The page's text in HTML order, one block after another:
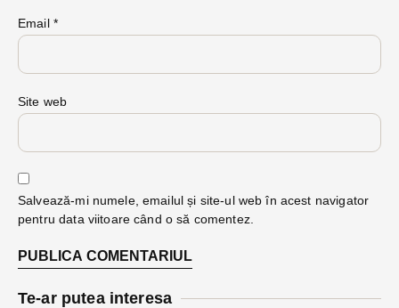
Email *
Site web
Salvează-mi numele, emailul și site-ul web în acest navigator
pentru data viitoare când o să comentez.
Te-ar putea interesa